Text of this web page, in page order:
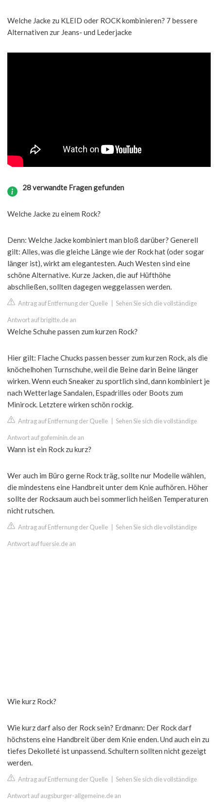
Welche Jacke zu KLEID oder ROCK kombinieren? 7 bessere
Alternativen zur Jeans- und Lederjacke
28 verwandte Fragen gefunden
Welche Jacke zu einem Rock?
Denn: Welche Jacke kombiniert man bloß darüber? Generell
gilt: Alles, was die gleiche Länge wie der Rock hat (oder sogar
länger ist), wirkt am elegantesten. Auch Westen sind eine
schöne Alternative. Kurze Jacken, die auf Hüfthöhe
abschließen, sollten dagegen weggelassen werden.
Antrag auf Entfernung der Quelle Sehen Sie sich die vollständige
Antwort auf brigitte.de an
Welche Schuhe passen zum kurzen Rock?
Hier gilt: Flache Chucks passen besser zum kurzen Rock, als die
knöchelhohen Turnschuhe, weil die Beine darin Beine länger
wirken. Wenn euch Sneaker zu sportlich sind, dann kombiniert je
nach Wetterlage Sandalen, Espadrilles oder Boots zum
Minirock. Letztere wirken schön rockig.
Antrag auf Entfernung der Quelle Sehen Sie sich die vollständige
Antwort auf gofeminin.de an
Wann ist ein Rock zu kurz?
Wer auch im Büro gerne Rock träg, sollte nur Modelle wählen,
die mindestens eine Handbreit unter dem Knie aufhören. Höher
sollte der Rocksaum auch bei sommerlich heißen Temperaturen
nicht rutschen.
Antrag auf Entfernung der Quelle Sehen Sie sich die vollständige
Antwort auf fuersie.de an
Wie kurz Rock?
Wie kurz darf also der Rock sein? Erdmann: Der Rock darf
höchstens eine Handbreit über dem Knie enden. Und auch ein zu
tiefes Dekolleté ist unpassend. Schultern sollten nicht gezeigt
werden.
Antrag auf Entfernung der Quelle Sehen Sie sich die vollständige
Antwort auf augsburger-allgemeine.de an